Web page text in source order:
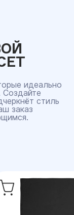
идеально
Создайте
стиль
заказ